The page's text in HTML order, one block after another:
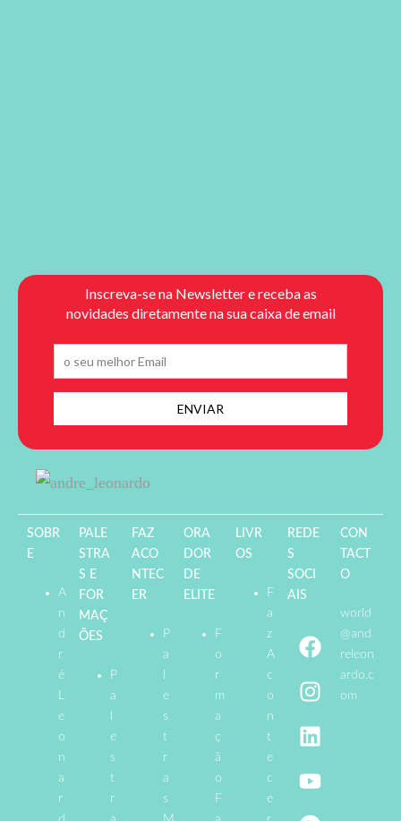
SOBR
E
A
n
d
r
é
L
e
o
n
a
r
PALE
STRA
S E
FOR
MAÇ
ÕES
P
a
e
s
t
r
FAZ
ACO
NTEC
ER
P
a
e
s
t
r
a
s
ORA
DOR
DE
ELITE
F
o
r
m
a
ç
ã
o
F
LIVR
OS
F
a
z
A
c
o
n
t
e
c
e
REDE
S
SOCI
AIS
CON
TACT
O
world
@and
releon
ardo.c
om